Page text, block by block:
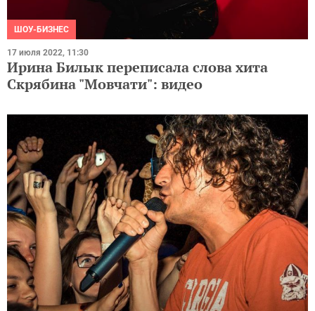
ШОУ-БИЗНЕС
17 июля 2022, 11:30
Ирина Билык переписала слова хита
Скрябина "Мовчати": видео